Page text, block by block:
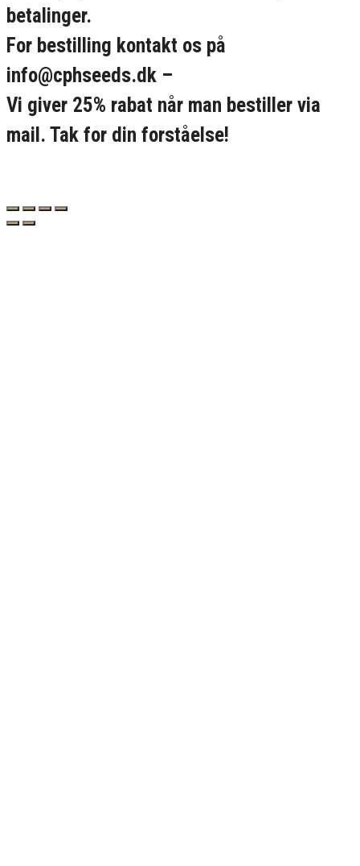
betalinger.
For bestilling kontakt os på
info@cphseeds.dk –
Vi giver 25% rabat når man bestiller via
mail. Tak for din forståelse!